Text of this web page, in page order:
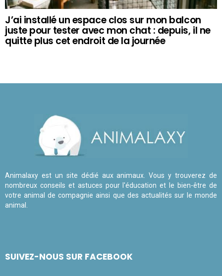
J’ai installé un espace clos sur mon balcon
juste pour tester avec mon chat : depuis, il ne
quitte plus cet endroit de la journée
Animalaxy est un site dédié aux animaux. Vous y trouverez de
nombreux conseils et astuces pour l'éducation et le bien-être de
votre animal de compagnie ainsi que des actualités sur le monde
animal.
SUIVEZ-NOUS SUR FACEBOOK